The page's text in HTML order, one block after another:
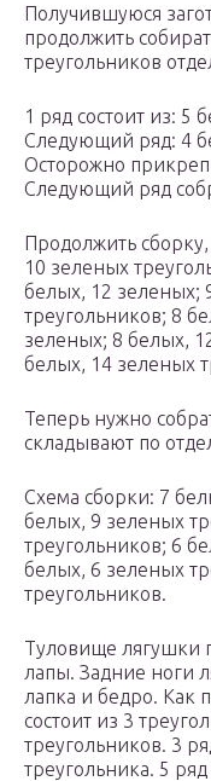
Получившуюся
продолжить
треугольников
1 ряд состоит из: 5
Следующий ряд: 4
Осторожно
Следующий ряд
Продолжить
10 зеленых
белых, 12 зеленых;
треугольников; 8
зеленых; 8 белых,
белых, 14 зеленых
Теперь нужно
складывают по
Схема сборки: 7
белых, 9 зеленых
треугольников; 6
белых, 6 зеленых
треугольников.
Туловище лягушки
лапы. Задние ноги
лапка и бедро. Как
состоит из 3
треугольников. 3
треугольника. 5